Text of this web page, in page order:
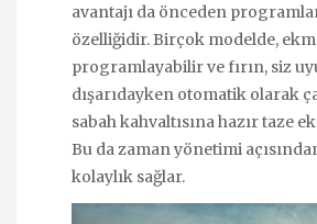
avantajı da önceden
özelliğidir. Birçok modelde,
programlayabilir ve fırın, siz
dışarıdayken otomatik olarak
sabah kahvaltısına hazır taze
Bu da zaman yönetimi
kolaylık sağlar.